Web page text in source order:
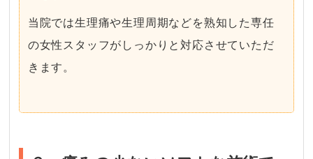
当院では生理痛や生理周期などを熟知した専任
の女性スタッフがしっかりと対応させていただ
きます。